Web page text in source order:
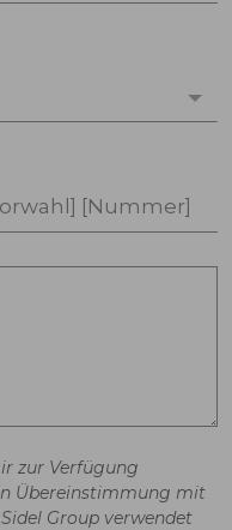
[Nummer]
zur Verfügung
Übereinstimmung mit
Group verwendet